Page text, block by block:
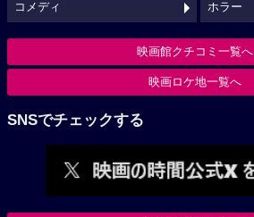
コメディ ホラー
映画館クチコミ一覧へ
映画ロケ地一覧へ
SNSでチェックする